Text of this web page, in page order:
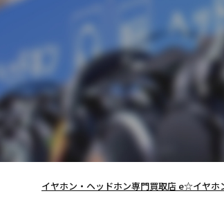
イヤホン・ヘッドホン専門買取店 e☆イヤホ